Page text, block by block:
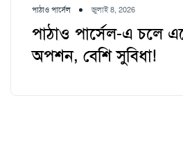
পাঠাও পার্সেল জুলাই 8, 2026
পাঠাও পার্সেল-এ চলে
অপশন, বেশি সুবিধা!